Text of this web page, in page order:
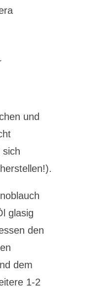
und
sich
glasig
den
dem
1-2